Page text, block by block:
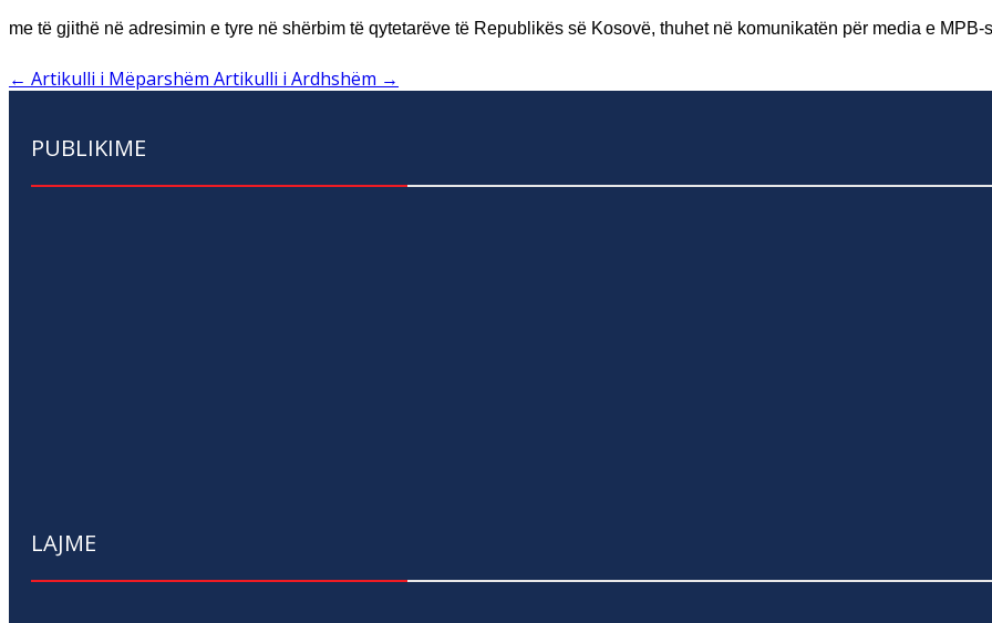
me të gjithë në adresimin e tyre në shërbim të qytetarëve të Republikës së Kosovë, thuhet në komunikatën për media e MPB-
← Artikulli i Mëparshëm Artikulli i Ardhshëm →
PUBLIKIME
LAJME